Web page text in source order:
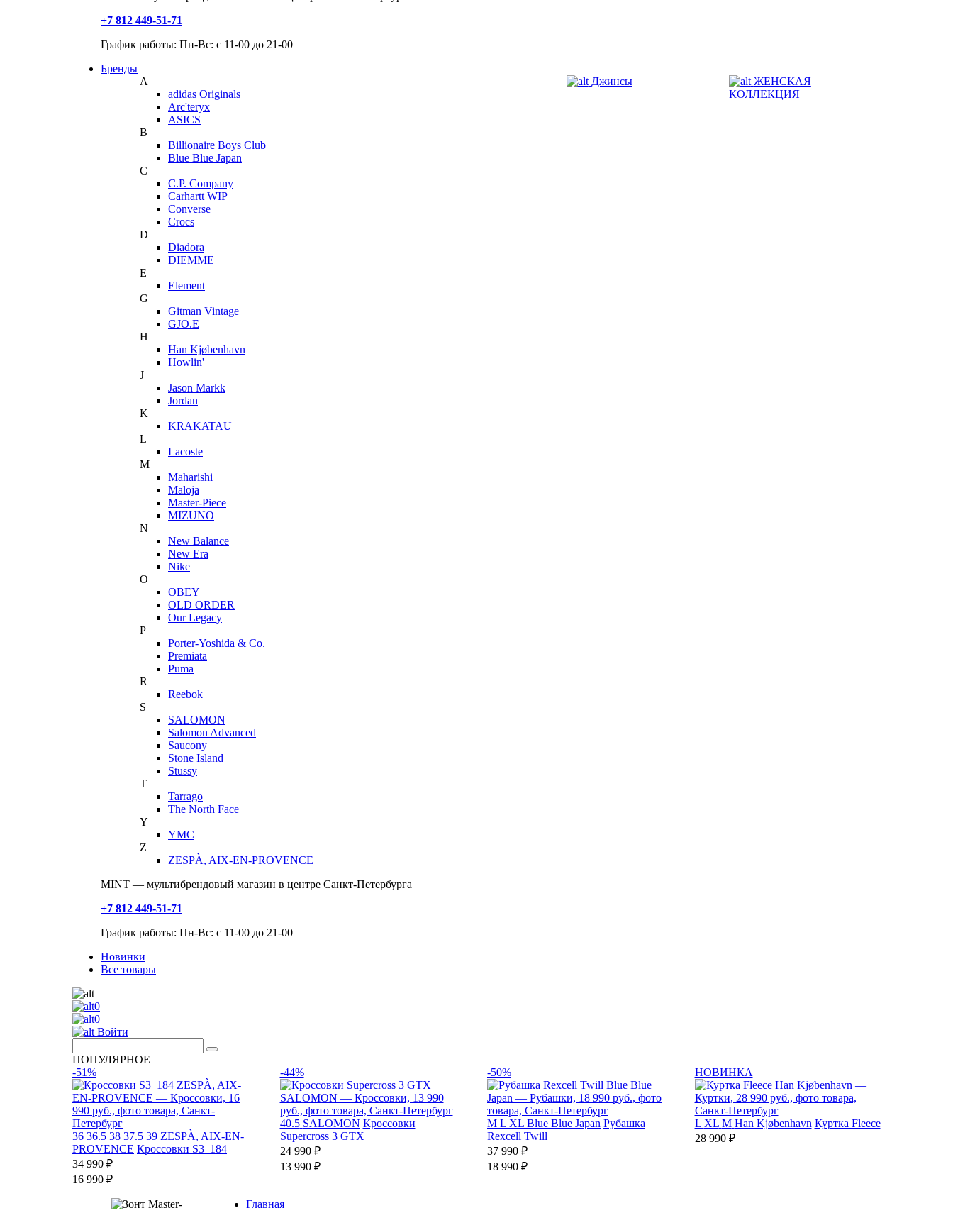
+7 812 449-51-71
График работы: Пн-Вс: с 11-00 до 21-00
Бренды
A
adidas Originals
Arc'teryx
ASICS
B
Billionaire Boys Club
Blue Blue Japan
C
C.P. Company
Carhartt WIP
Converse
Crocs
D
Diadora
DIEMME
E
Element
G
Gitman Vintage
GJO.E
H
Han Kjøbenhavn
Howlin'
J
Jason Markk
Jordan
K
KRAKATAU
L
Lacoste
M
Maharishi
Maloja
Master-Piece
MIZUNO
N
New Balance
New Era
Nike
O
OBEY
OLD ORDER
Our Legacy
P
Porter-Yoshida & Co.
Premiata
Puma
R
Reebok
S
SALOMON
Salomon Advanced
Saucony
Stone Island
Stussy
T
Tarrago
The North Face
Y
YMC
Z
ZESPÀ, AIX-EN-PROVENCE
Джинсы
ЖЕНСКАЯ
КОЛЛЕКЦИЯ
MINT — мультибрендовый магазин в центре Санкт-Петербурга
+7 812 449-51-71
График работы: Пн-Вс: с 11-00 до 21-00
Новинки
Все товары
0
0
Войти
ПОПУЛЯРНОЕ
-51%
36 36.5 38 37.5 39 ZESPÀ, AIX-EN-
PROVENCE Кроссовки S3_184
34 990 ₽
16 990 ₽
-44%
40.5 SALOMON Кроссовки
Supercross 3 GTX
24 990 ₽
13 990 ₽
-50%
M L XL Blue Blue Japan Рубашка
Rexcell Twill
37 990 ₽
18 990 ₽
НОВИНКА
L XL M Han Kjøbenhavn Куртка Fleece
28 990 ₽
Главная